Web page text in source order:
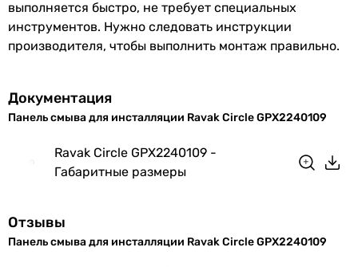
покрытие soft-touch
покрытие soft-touch
Режим смыва
двухрежимный
двухрежимный
двухрежимный
выполняется быстро, не требует специальных
инструментов. Нужно следовать инструкции
производителя, чтобы выполнить монтаж правильно.
Документация
Панель смыва для инсталляции Ravak Circle GPX2240109
Ravak Circle GPX2240109 -
Габаритные размеры
Отзывы
Панель смыва для инсталляции Ravak Circle GPX2240109